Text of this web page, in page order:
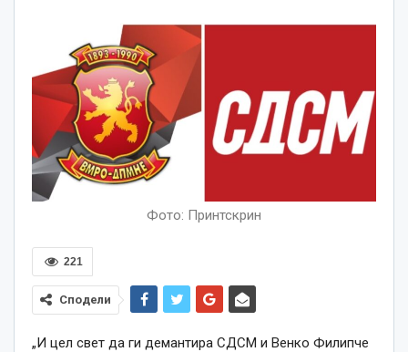
Фото: Принтскрин
221
Сподели
„И цел свет да ги демантира СДСМ и Венко Филипче